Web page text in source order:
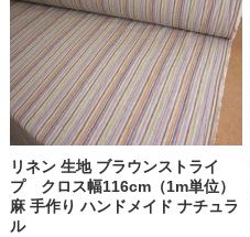
リネン 生地 ブラウンストライ
プ クロス幅116cm（1m単位）
麻 手作り ハンドメイド ナチュラ
ル